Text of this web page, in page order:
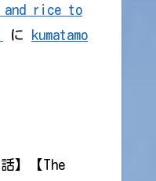
and rice to
に
kumatamo
】【The